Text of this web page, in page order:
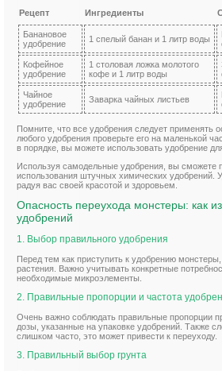
Рецепт Ингредиенты
Банановое
удобрение
1 спелый банан и 1 литр воды
Кофейное
удобрение
1 столовая ложка молотого
кофе и 1 литр воды
Чайное
удобрение
Заварка чайных листьев
Помните, что все удобрения следует применять
любого удобрения проверьте его на маленькой
в порядке, вы можете использовать удобрение
Используя самодельные удобрения, вы сможете
использования штучных химических удобрений.
радуя вас своей красотой и здоровьем.
Опасность переухода монстеры: как
удобрений
1. Выбор правильного удобрения
Перед тем как приступить к удобрению
растения. Важно учитывать конкретные
необходимые микроэлементы.
2. Правильные пропорции и частота
Очень важно соблюдать правильные пропорции
дозы, указанные на упаковке удобрений. Также
слишком часто, это может привести к переуходу.
3. Правильный выбор грунта